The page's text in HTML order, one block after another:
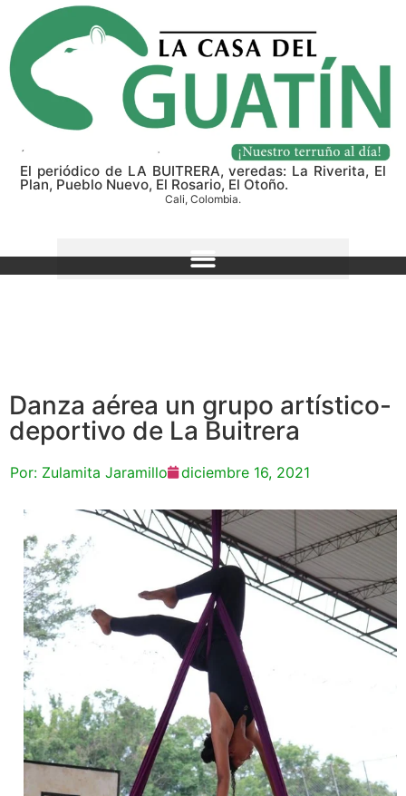
El periódico de LA BUITRERA, veredas: La Riverita, El
Plan, Pueblo Nuevo, El Rosario, El Otoño.
Cali, Colombia.
Danza aérea un grupo artístico-
deportivo de La Buitrera
Por: Zulamita Jaramillo diciembre 16, 2021